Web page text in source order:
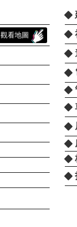
觀看地圖